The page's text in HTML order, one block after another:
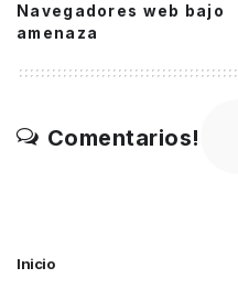
Navegadores web bajo
amenaza
Comentarios!
Inicio